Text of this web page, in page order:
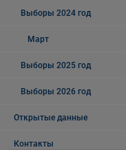
Выборы 2024 год
Март
Выборы 2025 год
Выборы 2026 год
Открытые данные
Контакты